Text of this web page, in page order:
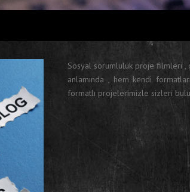
Sosyal sorumluluk proje filmleri ,
anlamında , hem kendi
formatlı projelerimizle sizleri